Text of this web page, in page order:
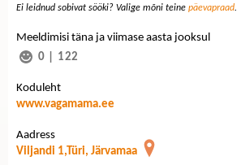
Ei leidnud sobivat sööki? Valige mõni teine päevapraad.
Meeldimisi täna ja viimase aasta jooksul
0
122
Koduleht
www.vagamama.ee
Aadress
Viljandi 1,Türi, Järvamaa